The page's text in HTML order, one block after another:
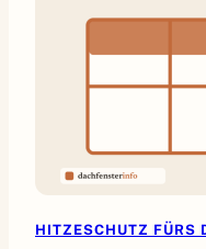
HITZESCHUTZ FÜRS